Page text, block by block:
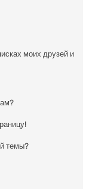
моих друзей и
темы?